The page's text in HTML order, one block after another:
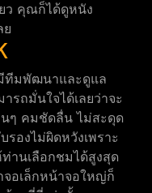
ว คุณก็ได้ดูหนัง
ย
ทีมพัฒนาและดูแล
รถมั่นใจได้เลยว่าจะ
ๆ คมชัดลื่น ไม่สะดุด
องไม่ผิดหวังเพราะ
ท่านเลือกชมได้สูงสุด
จอเล็กหน้าจอใหญ่ก็